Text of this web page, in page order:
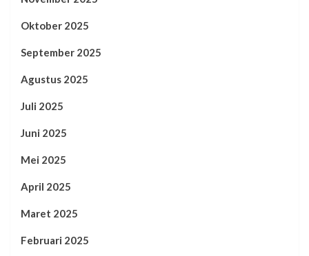
Oktober 2025
September 2025
Agustus 2025
Juli 2025
Juni 2025
Mei 2025
April 2025
Maret 2025
Februari 2025